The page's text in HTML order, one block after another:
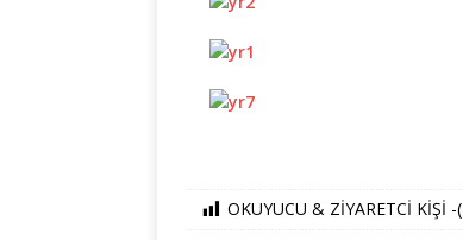
OKUYUCU & ZİYARETCİ KİŞİ -(